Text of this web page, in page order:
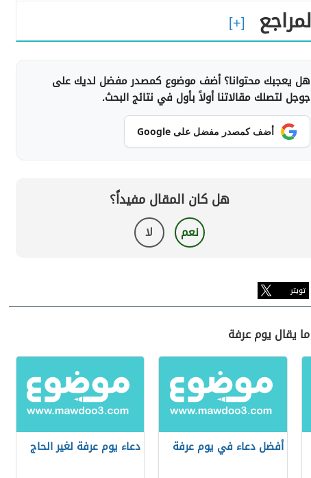
هل يعجبك محتوانا؟ أضف موضوع كمصدر مفضل لديك على
جوجل لتصلك مقالاتنا أولاً بأول في نتائج البحث.
أضف كمصدر مفضل على Google
هل كان المقال مفيداً؟
نعم لا
تويتر
يقال يوم عرفة
أفضل دعاء في يوم عرفة دعاء يوم عرفة لغير الحاج